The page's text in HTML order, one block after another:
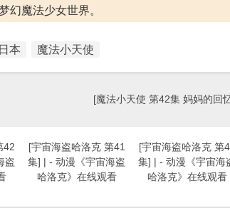
幻魔法少女世界。
日本 魔法小天使
[魔法小天使 第42集 妈妈的回
42
盗
[宇宙海盗哈洛克 第41
集] | - 动漫《宇宙海盗
哈洛克》在线观看
[宇宙海盗哈洛克 第
集] | - 动漫《宇宙海
哈洛克》在线观看